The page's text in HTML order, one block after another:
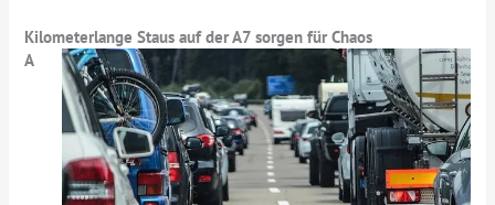
Kilometerlange Staus auf der A7 sorgen für Chaos
A